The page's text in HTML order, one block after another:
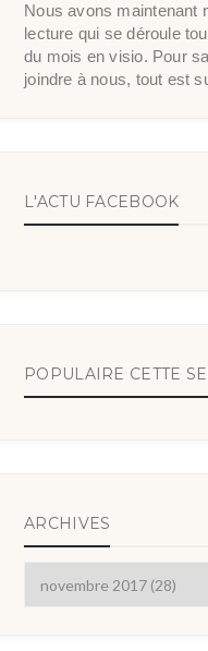
Nous avons maintenant
lecture qui se déroule
du mois en visio. Pour
joindre à nous, tout est
L'ACTU FACEBOOK
POPULAIRE CETTE
ARCHIVES